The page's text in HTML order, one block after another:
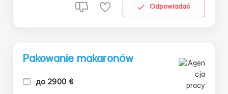
Odpowiadać
Pakowanie makaronów
до 2900 €